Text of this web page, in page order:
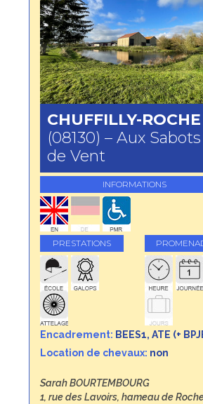
CHUFFILLY-ROCHE
(08130) – Aux Sabots
de Vent
INFORMATIONS
PRESTATIONS
Encadrement: BEES1, ATE (+
Location de chevaux: non
Sarah BOURTEMBOURG
1, rue des Lavoirs, hameau de